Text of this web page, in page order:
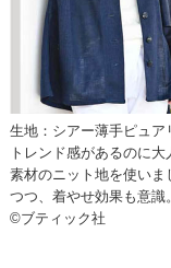
生地：シアー薄手ピュア
トレンド感があるのに
素材のニット地を使いま
つつ、着やせ効果も意識
©ブティック社